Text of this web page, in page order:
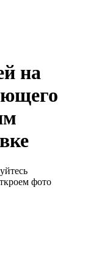
на
фото